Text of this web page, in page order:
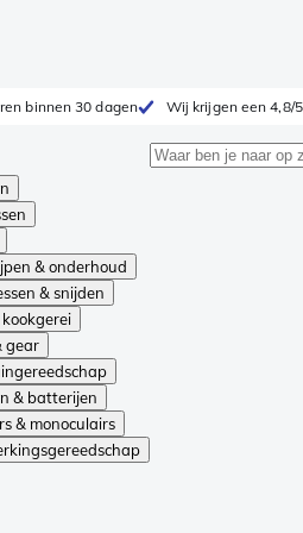
binnen 30 dagen Wij krijgen een 4,8/
& onderhoud
& snijden
gear
& batterijen
& monoculairs